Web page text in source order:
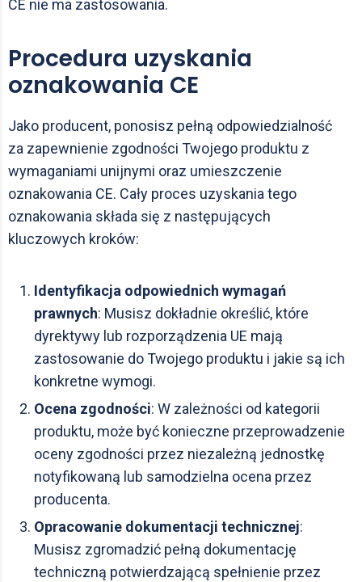
CE nie ma zastosowania.
Procedura uzyskania
oznakowania CE
Jako producent, ponosisz pełną odpowiedzialność
za zapewnienie zgodności Twojego produktu z
wymaganiami unijnymi oraz umieszczenie
oznakowania CE. Cały proces uzyskania tego
oznakowania składa się z następujących
kluczowych kroków:
Identyfikacja odpowiednich wymagań
prawnych: Musisz dokładnie określić, które
dyrektywy lub rozporządzenia UE mają
zastosowanie do Twojego produktu i jakie są ich
konkretne wymogi.
Ocena zgodności: W zależności od kategorii
produktu, może być konieczne przeprowadzenie
oceny zgodności przez niezależną jednostkę
notyfikowaną lub samodzielna ocena przez
producenta.
Opracowanie dokumentacji technicznej:
Musisz zgromadzić pełną dokumentację
techniczną potwierdzającą spełnienie przez